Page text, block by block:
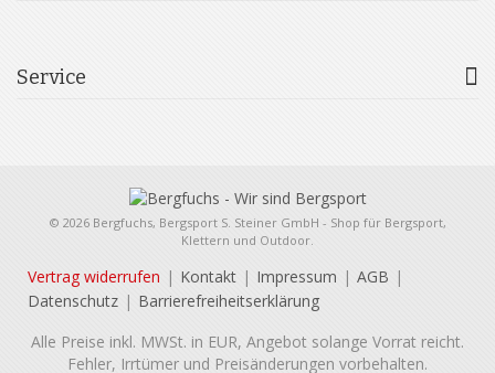
Service
© 2026 Bergfuchs, Bergsport S. Steiner GmbH - Shop für Bergsport,
Klettern und Outdoor.
Vertrag widerrufen Kontakt Impressum
AGB
Datenschutz
Barrierefreiheitserklärung
Alle Preise inkl. MWSt. in EUR, Angebot solange Vorrat reicht.
Fehler, Irrtümer und Preisänderungen vorbehalten.